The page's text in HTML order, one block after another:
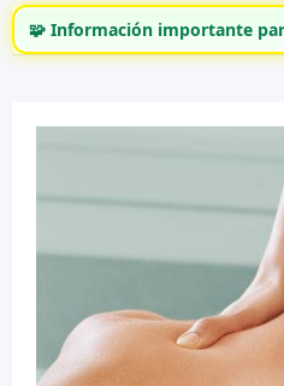
🧩 Información importante